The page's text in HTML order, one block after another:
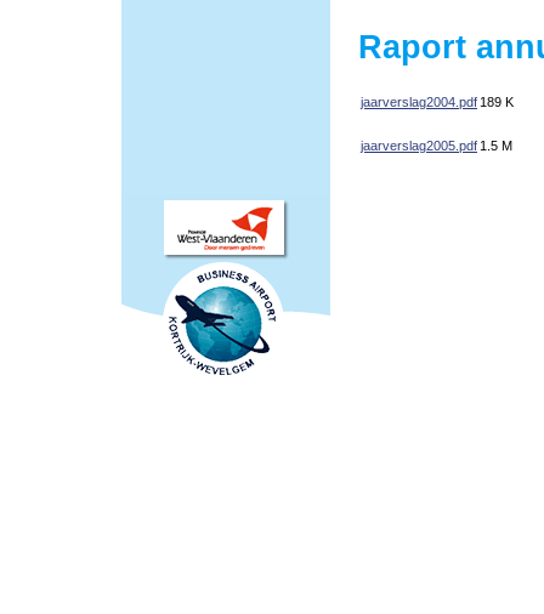
Raport
jaarverslag2004.pdf 189 K
jaarverslag2005.pdf 1.5 M